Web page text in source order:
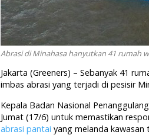
Abrasi di Minahasa hanyutkan 41 rumah
Jakarta (Greeners) – Sebanyak 41
imbas abrasi yang terjadi di pesisir
Kepala Badan Nasional
Jumat (17/6) untuk memastikan
abrasi pantai yang melanda kawasan